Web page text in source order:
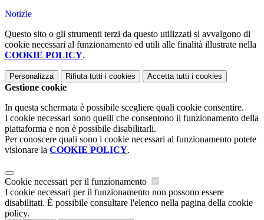
Notizie
Questo sito o gli strumenti terzi da questo utilizzati si avvalgono di
cookie necessari al funzionamento ed utili alle finalità illustrate nella
COOKIE POLICY.
Personalizza Rifiuta tutti i cookies Accetta tutti i cookies
Gestione cookie
In questa schermata è possibile scegliere quali cookie consentire.
I cookie necessari sono quelli che consentono il funzionamento della
piattaforma e non è possibile disabilitarli.
Per conoscere quali sono i cookie necessari al funzionamento potete
visionare la COOKIE POLICY.
Cookie necessari per il funzionamento
I cookie necessari per il funzionamento non possono essere
disabilitati. È possibile consultare l'elenco nella pagina della cookie
policy.